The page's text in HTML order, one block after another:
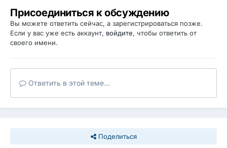
Присоединиться к обсуждению
Вы можете ответить сейчас, а зарегистрироваться позже.
Если у вас уже есть аккаунт, войдите, чтобы ответить от
своего имени.
Ответить в этой теме...
Поделиться